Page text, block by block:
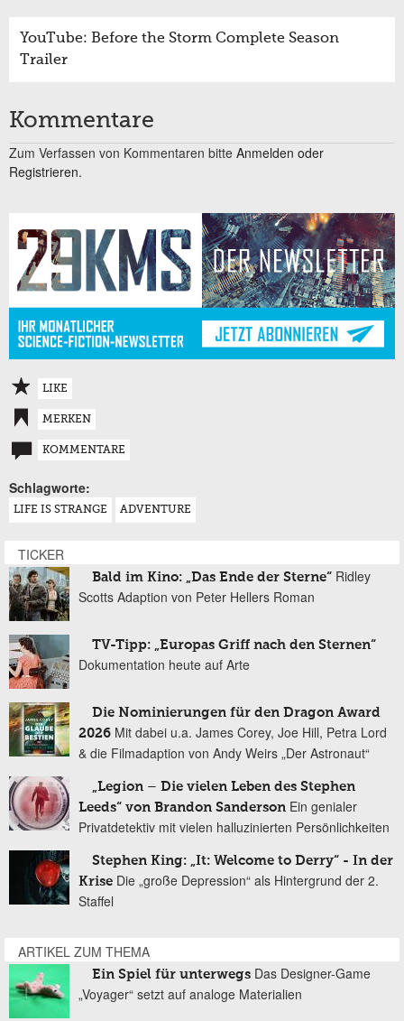
YouTube: Before the Storm Complete Season
Trailer
Kommentare
Zum Verfassen von Kommentaren bitte Anmelden oder
Registrieren.
LIKE
MERKEN
KOMMENTARE
Schlagworte:
LIFE IS STRANGE ADVENTURE
TICKER
Bald im Kino: „Das Ende der Sterne“ Ridley
Scotts Adaption von Peter Hellers Roman
TV-Tipp: „Europas Griff nach den Sternen“
Dokumentation heute auf Arte
Die Nominierungen für den Dragon Award
2026 Mit dabei u.a. James Corey, Joe Hill, Petra Lord
& die Filmadaption von Andy Weirs „Der Astronaut“
„Legion – Die vielen Leben des Stephen
Leeds“ von Brandon Sanderson Ein genialer
Privatdetektiv mit vielen halluzinierten Persönlichkeiten
Stephen King: „It: Welcome to Derry“ - In der
Krise Die „große Depression“ als Hintergrund der 2.
Staffel
ARTIKEL ZUM THEMA
Ein Spiel für unterwegs Das Designer-Game
„Voyager“ setzt auf analoge Materialien